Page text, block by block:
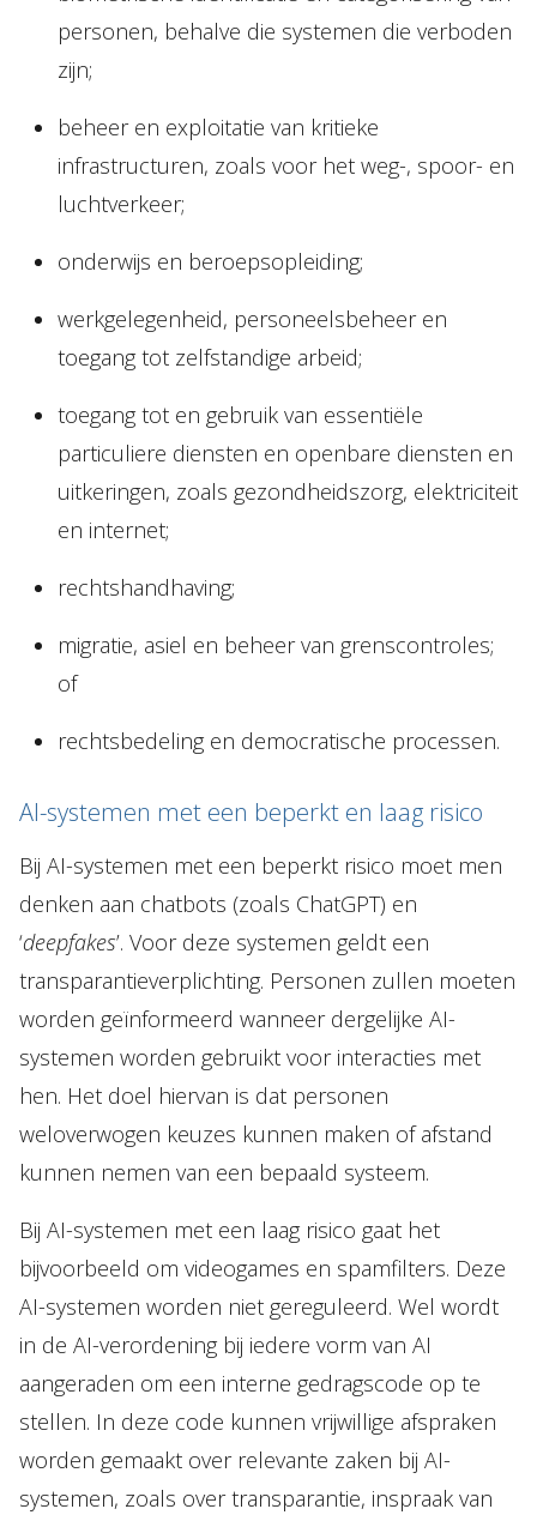
personen, behalve die systemen die verboden
zijn;
beheer en exploitatie van kritieke
infrastructuren, zoals voor het weg-, spoor- en
luchtverkeer;
onderwijs en beroepsopleiding;
werkgelegenheid, personeelsbeheer en
toegang tot zelfstandige arbeid;
toegang tot en gebruik van essentiële
particuliere diensten en openbare diensten en
uitkeringen, zoals gezondheidszorg, elektriciteit
en internet;
rechtshandhaving;
migratie, asiel en beheer van grenscontroles;
of
rechtsbedeling en democratische processen.
AI-systemen met een beperkt en laag risico
Bij AI-systemen met een beperkt risico moet men
denken aan chatbots (zoals ChatGPT) en
‘deepfakes’. Voor deze systemen geldt een
transparantieverplichting. Personen zullen moeten
worden geïnformeerd wanneer dergelijke AI-
systemen worden gebruikt voor interacties met
hen. Het doel hiervan is dat personen
weloverwogen keuzes kunnen maken of afstand
kunnen nemen van een bepaald systeem.
Bij AI-systemen met een laag risico gaat het
bijvoorbeeld om videogames en spamfilters. Deze
AI-systemen worden niet gereguleerd. Wel wordt
in de AI-verordening bij iedere vorm van AI
aangeraden om een interne gedragscode op te
stellen. In deze code kunnen vrijwillige afspraken
worden gemaakt over relevante zaken bij AI-
systemen, zoals over transparantie, inspraak van